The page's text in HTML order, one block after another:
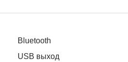
Bluetooth
USB выход